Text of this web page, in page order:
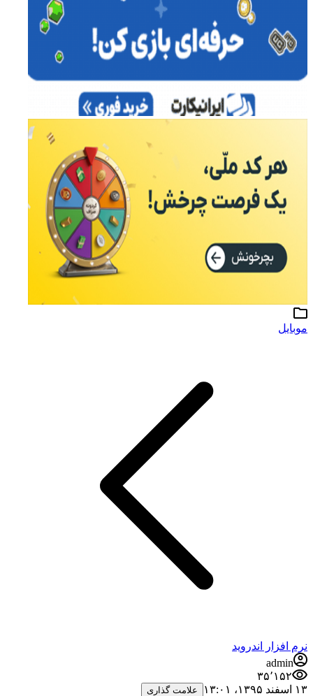
موبایل
نرم افزار اندروید
admin
۳۵٬۱۵۲
۱۳ اسفند ۱۳۹۵،‏ ۱۳:۰۱
علامت گذاری